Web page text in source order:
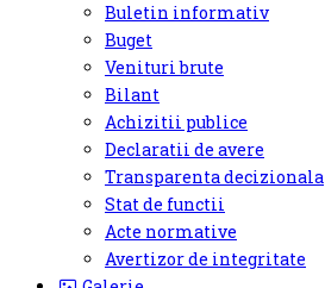
Buletin informativ
Buget
Venituri brute
Bilant
Achizitii publice
Declaratii de avere
Transparenta decizionala
Stat de functii
Acte normative
Avertizor de integritate